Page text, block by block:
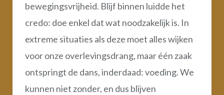
bewegingsvrijheid. Blijf binnen luidde het
credo: doe enkel dat wat noodzakelijk is. In
extreme situaties als deze moet alles wijken
voor onze overlevingsdrang, maar één zaak
ontspringt de dans, inderdaad: voeding. We
kunnen niet zonder, en dus blijven